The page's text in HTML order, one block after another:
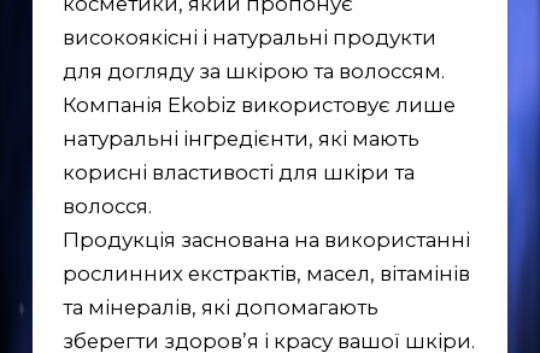
високоякісні і натуральні продукти
для догляду за шкірою та волоссям.
Компанія Ekobiz використовує лише
натуральні інгредієнти, які мають
корисні властивості для шкіри та
волосся.
Продукція заснована на використанні
рослинних екстрактів, масел, вітамінів
та мінералів, які допомагають
зберегти здоров’я і красу вашої шкіри.